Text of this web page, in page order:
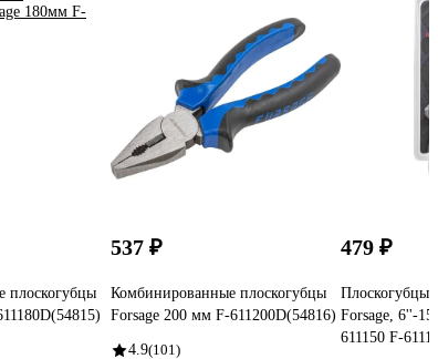
плоскогубцы
537 ₽
Комбинированные плоскогубцы
Forsage 200 мм F-611200D(54816)
4.9(101)
479 ₽
Плоскогубцы
Forsage, 6''-
611150 F-